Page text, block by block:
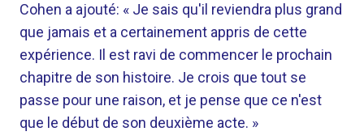
Cohen a ajouté: « Je sais qu'il reviendra plus grand
que jamais et a certainement appris de cette
expérience. Il est ravi de commencer le prochain
chapitre de son histoire. Je crois que tout se
passe pour une raison, et je pense que ce n'est
que le début de son deuxième acte. »